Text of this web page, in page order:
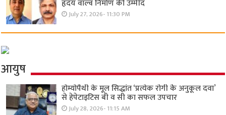
हृदय वाल्व निर्माण की उम्मीद
July 27, 2026- 11:30 PM
आयुष
होम्योपैथी के मूल सिद्धांत ‘प्रत्येक रोगी केे अनुकूल दवा’
से हेपेटाइटिस बी व सी का सफल उपचार
July 28, 2026- 11:15 AM